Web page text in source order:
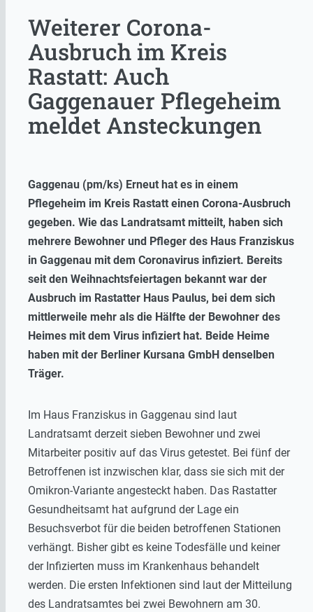
Weiterer Corona-
Ausbruch im Kreis
Rastatt: Auch
Gaggenauer Pflegeheim
meldet Ansteckungen
Gaggenau (pm/ks) Erneut hat es in einem
Pflegeheim im Kreis Rastatt einen Corona-Ausbruch
gegeben. Wie das Landratsamt mitteilt, haben sich
mehrere Bewohner und Pfleger des Haus Franziskus
in Gaggenau mit dem Coronavirus infiziert. Bereits
seit den Weihnachtsfeiertagen bekannt war der
Ausbruch im Rastatter Haus Paulus, bei dem sich
mittlerweile mehr als die Hälfte der Bewohner des
Heimes mit dem Virus infiziert hat. Beide Heime
haben mit der Berliner Kursana GmbH denselben
Träger.
Im Haus Franziskus in Gaggenau sind laut
Landratsamt derzeit sieben Bewohner und zwei
Mitarbeiter positiv auf das Virus getestet. Bei fünf der
Betroffenen ist inzwischen klar, dass sie sich mit der
Omikron-Variante angesteckt haben. Das Rastatter
Gesundheitsamt hat aufgrund der Lage ein
Besuchsverbot für die beiden betroffenen Stationen
verhängt. Bisher gibt es keine Todesfälle und keiner
der Infizierten muss im Krankenhaus behandelt
werden. Die ersten Infektionen sind laut der Mitteilung
des Landratsamtes bei zwei Bewohnern am 30.